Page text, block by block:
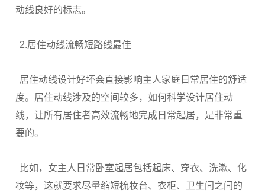
动线良好的标志。
2.居住动线流畅短路线最佳
居住动线设计好坏会直接影响主人家庭日常居住的舒适
度。居住动线涉及的空间较多，如何科学设计居住动
线，让所有居住者高效流畅地完成日常起居，是非常重
要的。
比如，女主人日常卧室起居包括起床、穿衣、洗漱、化
妆等，这就要求尽量缩短梳妆台、衣柜、卫生间之间的